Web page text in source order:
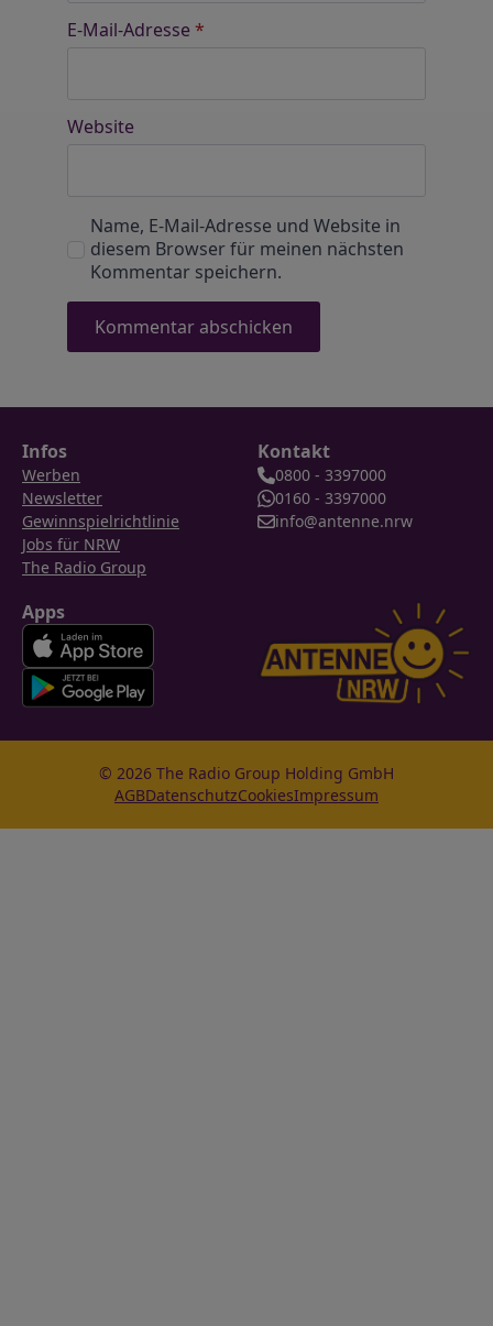
E-Mail-Adresse *
Website
Name, E-Mail-Adresse und Website in
diesem Browser für meinen nächsten
Kommentar speichern.
Infos
Werben
Newsletter
Gewinnspielrichtlinie
Jobs für NRW
The Radio Group
Kontakt
0800 - 3397000
0160 - 3397000
info@antenne.nrw
Apps
© 2026 The Radio Group Holding GmbH
AGBDatenschutzCookiesImpressum